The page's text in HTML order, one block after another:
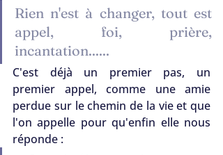
Rien n'est à changer, tout est
appel, foi, prière,
incantation......
C'est déjà un premier pas, un
premier appel, comme une amie
perdue sur le chemin de la vie et que
l'on appelle pour qu'enfin elle nous
réponde :